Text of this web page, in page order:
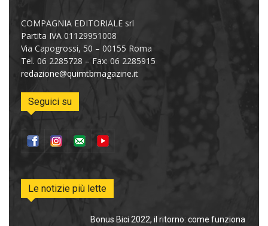
COMPAGNIA EDITORIALE srl
Partita IVA 01129951008
Via Capogrossi, 50 – 00155 Roma
Tel. 06 2285728 – Fax: 06 2285915
redazione@quimtbmagazine.it
Seguici su
Le notizie più lette
Bonus Bici 2022, il ritorno: come funziona